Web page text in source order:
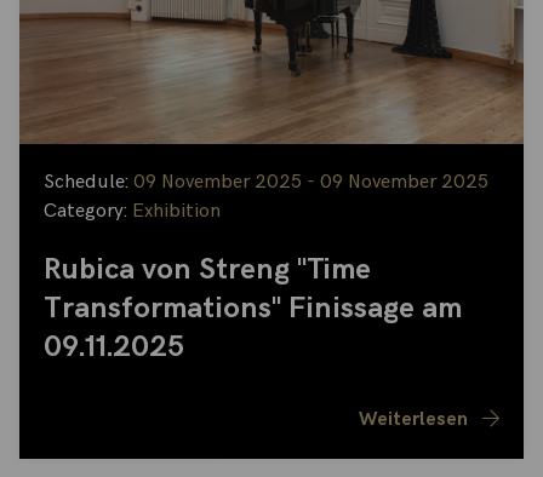
Schedule: 09 November 2025 - 09 November 2025
Category: Exhibition
Rubica von Streng "Time
Transformations" Finissage am
09.11.2025
Weiterlesen